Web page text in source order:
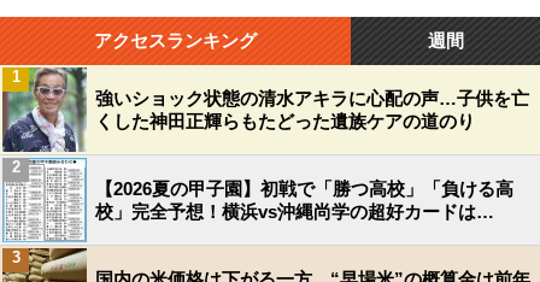
アクセスランキング 週間
強いショック状態の清水アキラに心配の声…子供を亡
くした神田正輝らもたどった遺族ケアの道のり
1
【2026夏の甲子園】初戦で「勝つ高校」「負ける高
校」完全予想！横浜vs沖縄尚学の超好カードは…
2
3